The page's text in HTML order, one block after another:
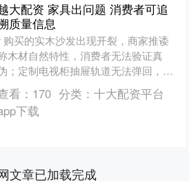
大配资 家具出问题 消费者可追
质量信息
购买的实木沙发出现开裂，商家推诿
木材自然特性，消费者无法验证真
；定制电视柜抽屉轨道无法弹回，提
出退货赔偿诉求，却因信息缺失陷入维
被动近年来，我国家具产....
看： 170 分类： 十大配资平台
下载
文章已加载完成